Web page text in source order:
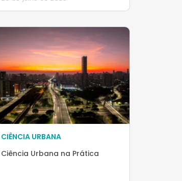
CIÊNCIA URBANA
Ciência Urbana na Prática